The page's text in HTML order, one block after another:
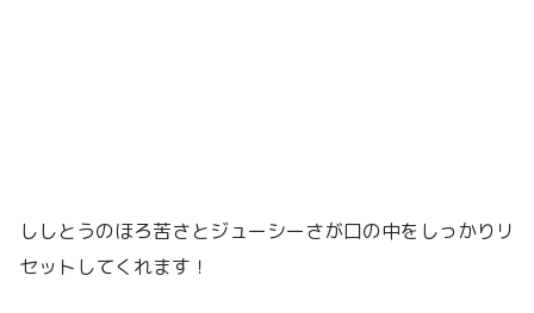
ししとうのほろ苦さとジューシーさが口の中をしっかりリ
セットしてくれます！